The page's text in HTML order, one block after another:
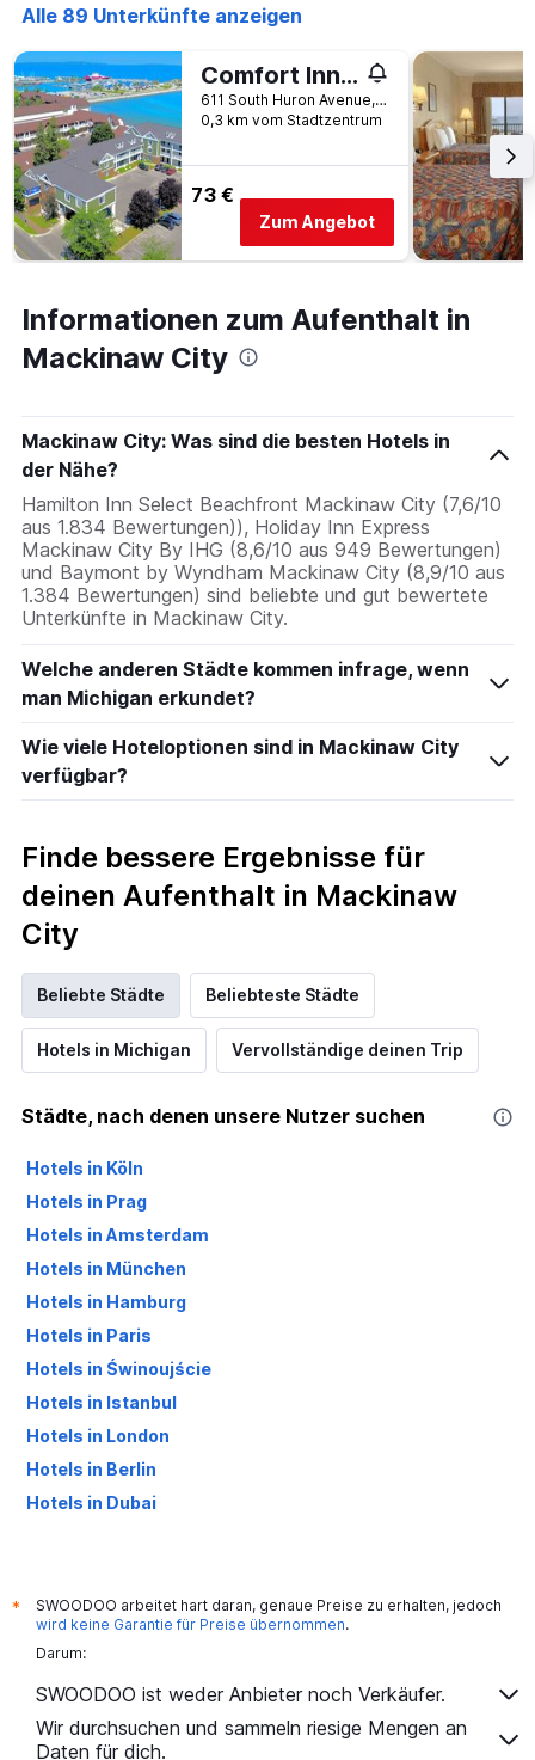
Alle 89 Unterkünfte anzeigen
Comfort Inn Lakeside
611 South Huron Avenue, Mackinaw City, MI, USA
0,3 km vom Stadtzentrum
73 €
Zum Angebot
Informationen zum Aufenthalt in
Mackinaw City
Mackinaw City: Was sind die besten Hotels in
der Nähe?
Hamilton Inn Select Beachfront Mackinaw City (7,6/10
aus 1.834 Bewertungen)), Holiday Inn Express
Mackinaw City By IHG (8,6/10 aus 949 Bewertungen)
und Baymont by Wyndham Mackinaw City (8,9/10 aus
1.384 Bewertungen) sind beliebte und gut bewertete
Unterkünfte in Mackinaw City.
Welche anderen Städte kommen infrage, wenn
man Michigan erkundet?
Wie viele Hoteloptionen sind in Mackinaw City
verfügbar?
Finde bessere Ergebnisse für
deinen Aufenthalt in Mackinaw
City
Beliebte Städte Beliebteste Städte
Hotels in Michigan Vervollständige deinen Trip
Städte, nach denen unsere Nutzer suchen
Hotels in Köln
Hotels in Prag
Hotels in Amsterdam
Hotels in München
Hotels in Hamburg
Hotels in Paris
Hotels in Świnoujście
Hotels in Istanbul
Hotels in London
Hotels in Berlin
Hotels in Dubai
*
SWOODOO arbeitet hart daran, genaue Preise zu erhalten, jedoch
wird keine Garantie für Preise übernommen.
Darum:
SWOODOO ist weder Anbieter noch Verkäufer.
Wir durchsuchen und sammeln riesige Mengen an
Daten für dich.